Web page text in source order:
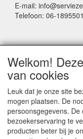
E-mail:
Telefoon: 06-
Voornaam
Achternaam
Welkom!
van cookies
Leuk dat je onze site
mogen plaatsen. De
persoonsgegevens.
bezoekerservaring te
producten beter bij je